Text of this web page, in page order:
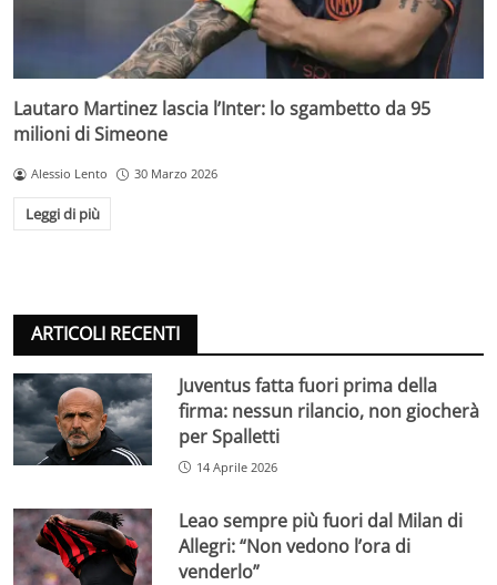
Lautaro Martinez lascia l’Inter: lo sgambetto da 95
milioni di Simeone
Alessio Lento 30 Marzo 2026
Leggi di più
ARTICOLI RECENTI
Juventus fatta fuori prima della
firma: nessun rilancio, non giocherà
per Spalletti
14 Aprile 2026
Leao sempre più fuori dal Milan di
Allegri: “Non vedono l’ora di
venderlo”